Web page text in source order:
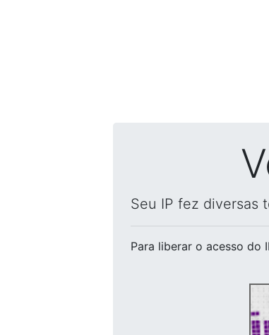
Seu IP fez diversas
Para liberar o acesso do